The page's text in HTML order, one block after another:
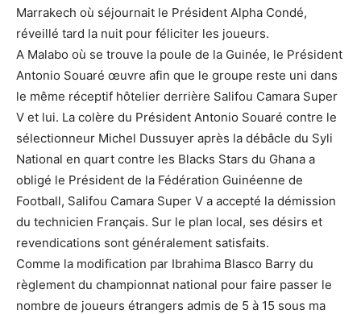
Marrakech où séjournait le Président Alpha Condé,
réveillé tard la nuit pour féliciter les joueurs.
A Malabo où se trouve la poule de la Guinée, le Président
Antonio Souaré œuvre afin que le groupe reste uni dans
le même réceptif hôtelier derrière Salifou Camara Super
V et lui. La colère du Président Antonio Souaré contre le
sélectionneur Michel Dussuyer après la débâcle du Syli
National en quart contre les Blacks Stars du Ghana a
obligé le Président de la Fédération Guinéenne de
Football, Salifou Camara Super V a accepté la démission
du technicien Français. Sur le plan local, ses désirs et
revendications sont généralement satisfaits.
Comme la modification par Ibrahima Blasco Barry du
règlement du championnat national pour faire passer le
nombre de joueurs étrangers admis de 5 à 15 sous ma